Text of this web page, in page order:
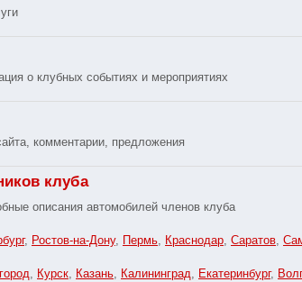
о клубных событиях и мероприятиях
комментарии, предложения
клуба
описания автомобилей членов клуба
, Ростов-на-Дону, Пермь Краснодар Саратов
Курск Казань Калининград Екатеринбург,